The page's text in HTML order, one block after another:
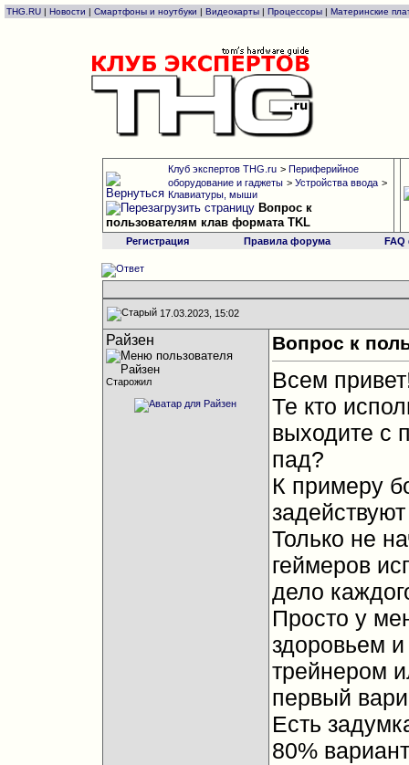
THG.RU | Новости | Смартфоны и ноутбуки | Видеокарты | Процессоры | Материнские
Клуб экспертов THG.ru > Периферийное
оборудование и гаджеты > Устройства ввода >
Клавиатуры, мыши
Вопрос к
пользователям клав формата TKL
Регистрация Правила форума
17.03.2023, 15:02
Райзен
Старожил
Вопрос к
Всем
Те кто
выходите с
пад?
К примеру
Только не
геймеров
дело
Просто у
здоровьем и
трейнером
первый
Есть
80%